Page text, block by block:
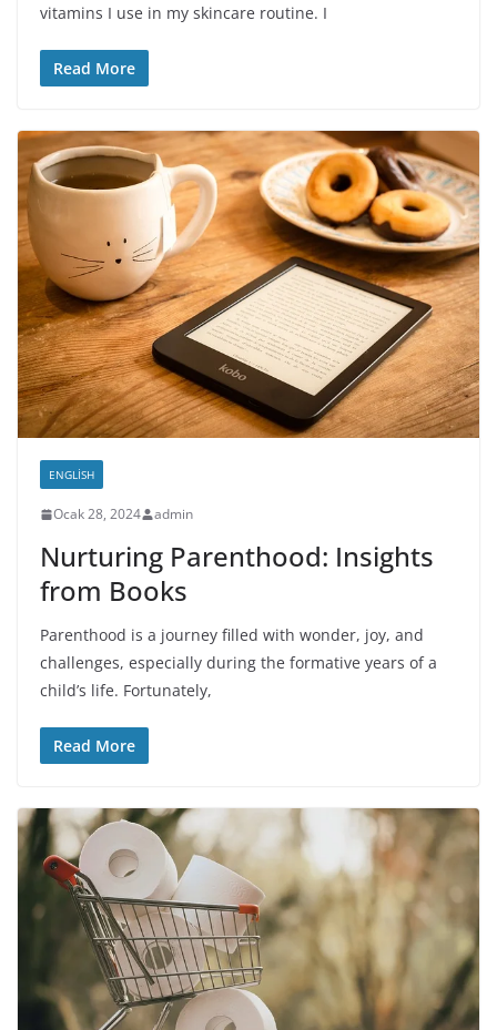
vitamins I use in my skincare routine. I
Read More
ENGLISH
Ocak 28, 2024 admin
Nurturing Parenthood: Insights
from Books
Parenthood is a journey filled with wonder, joy, and
challenges, especially during the formative years of a
child’s life. Fortunately,
Read More